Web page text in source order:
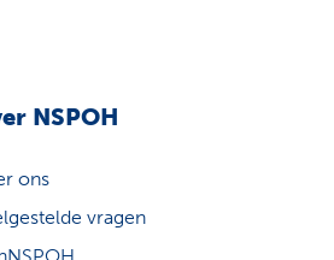
NSPOH
ons
vragen